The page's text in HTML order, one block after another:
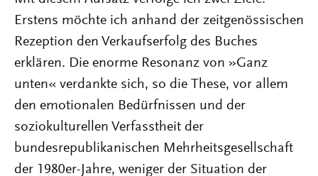
Erstens möchte ich anhand der zeitgenössischen
Rezeption den Verkaufserfolg des Buches
erklären. Die enorme Resonanz von »Ganz
unten« verdankte sich, so die These, vor allem
den emotionalen Bedürfnissen und der
soziokulturellen Verfasstheit der
bundesrepublikanischen Mehrheitsgesellschaft
der 1980er-Jahre, weniger der Situation der